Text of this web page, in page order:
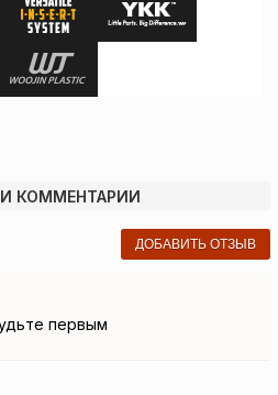
КОММЕНТАРИИ
ДОБАВИТЬ ОТЗЫВ
первым